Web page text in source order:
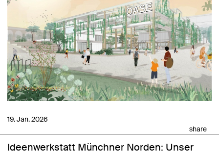
19. Jan. 2026
share
Ideenwerkstatt Münchner Norden: Unser